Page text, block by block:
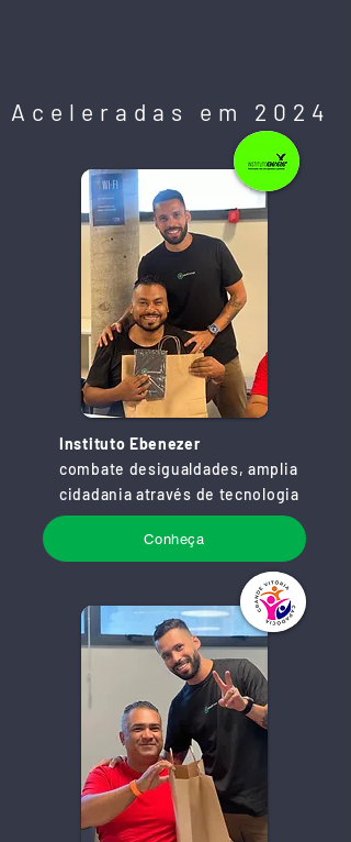
Aceleradas em 2024
Instituto Ebenezer
combate desigualdades, amplia
cidadania através de tecnologia
Conheça